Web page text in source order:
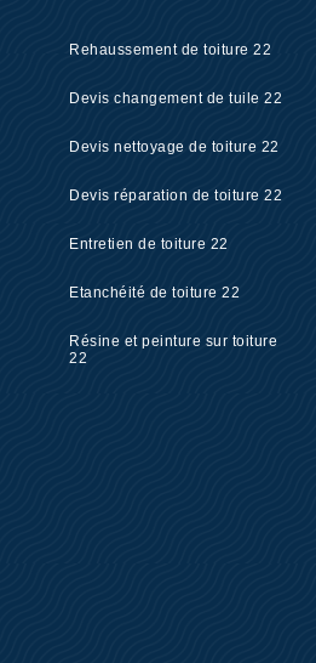
Rehaussement de toiture 22
Devis changement de tuile 22
Devis nettoyage de toiture 22
Devis réparation de toiture 22
Entretien de toiture 22
Etanchéité de toiture 22
Résine et peinture sur toiture
22